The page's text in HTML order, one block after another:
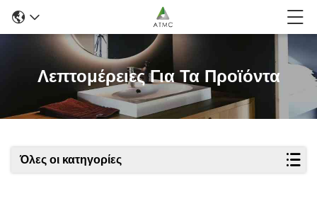
Λεπτομέρειες Για Τα Προϊόντα
Όλες οι κατηγορίες